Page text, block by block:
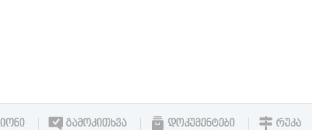
ᲒᲐᲛᲝᲙᲘᲗᲮᲕᲐ ᲓᲝᲙᲣᲛᲔᲜᲢᲔᲑᲘ ᲠᲣᲙᲐ